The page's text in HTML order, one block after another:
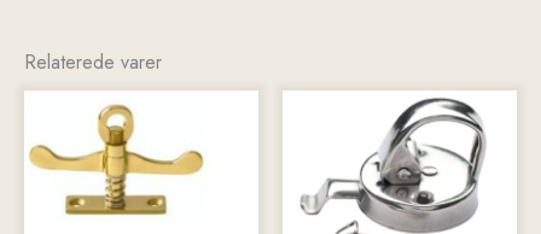
Relaterede varer
har
flere
varianter.